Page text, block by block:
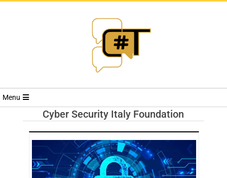
RIVISTA
TRENDS
Menu
Cyber Security Italy Foundation